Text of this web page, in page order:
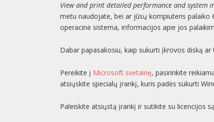
View and print detailed performance and system
metu naudojate, bei ar jūsų kompiuteris
operacinė sistema, informacijos apie jos
Dabar papasakosiu, kaip sukurti įkrovos diską
Pereikite į Microsoft svetainę, pasirinkite
atsiųskite specialų įrankį, kuris padės sukurti
Paleiskite atsiųstą įrankį ir sutikite su licencijos